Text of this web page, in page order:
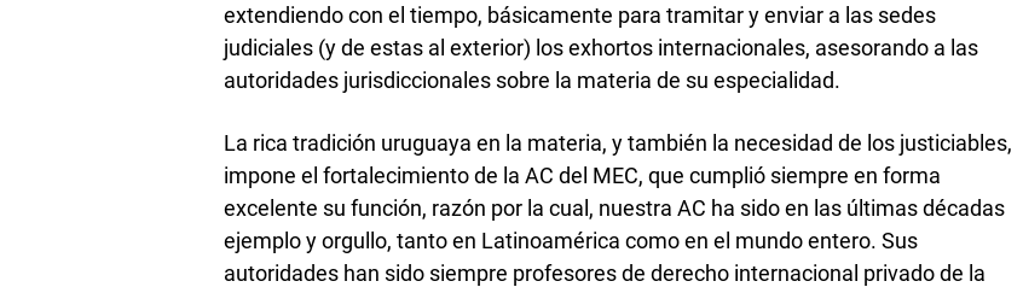
extendiendo con el tiempo, básicamente para tramitar y enviar a las sedes
judiciales (y de estas al exterior) los exhortos internacionales, asesorando a las
autoridades jurisdiccionales sobre la materia de su especialidad.
La rica tradición uruguaya en la materia, y también la necesidad de los justiciables,
impone el fortalecimiento de la AC del MEC, que cumplió siempre en forma
excelente su función, razón por la cual, nuestra AC ha sido en las últimas décadas
ejemplo y orgullo, tanto en Latinoamérica como en el mundo entero. Sus
autoridades han sido siempre profesores de derecho internacional privado de la